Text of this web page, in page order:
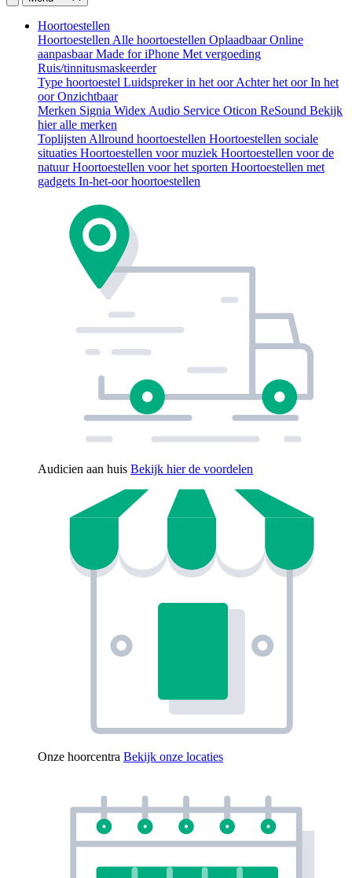
Hoortoestellen
Hoortoestellen Alle hoortoestellen OplaadbaarOnline
aanpasbaarMade for iPhone Met vergoeding
Ruis/tinnitusmaskeerder
Type hoortoestel Luidspreker in het oorAchter het oorIn het
oorOnzichtbaar
Merken Signia Widex Audio Service Oticon ReSound Bekijk
hier alle merken
Toplijsten Allround hoortoestellen Hoortoestellen sociale
situaties Hoortoestellen voor muziek Hoortoestellen voor de
natuurHoortoestellen voor het sporten Hoortoestellen met
gadgets In-het-oor hoortoestellen
Audicien aan huis Bekijk hier de voordelen
Onze hoorcentra Bekijk onze locaties